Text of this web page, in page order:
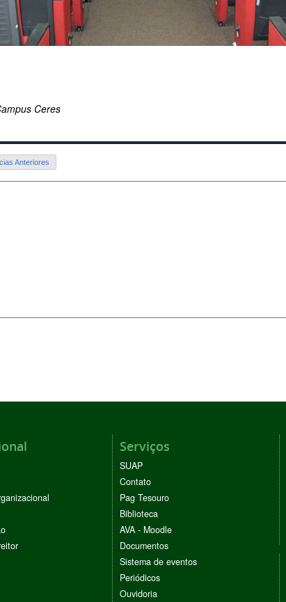
Ceres
Anteriores
Serviços
SUAP
Contato
Pag Tesouro
Biblioteca
AVA - Moodle
Documentos
Sistema de eventos
Periódicos
Ouvidoria